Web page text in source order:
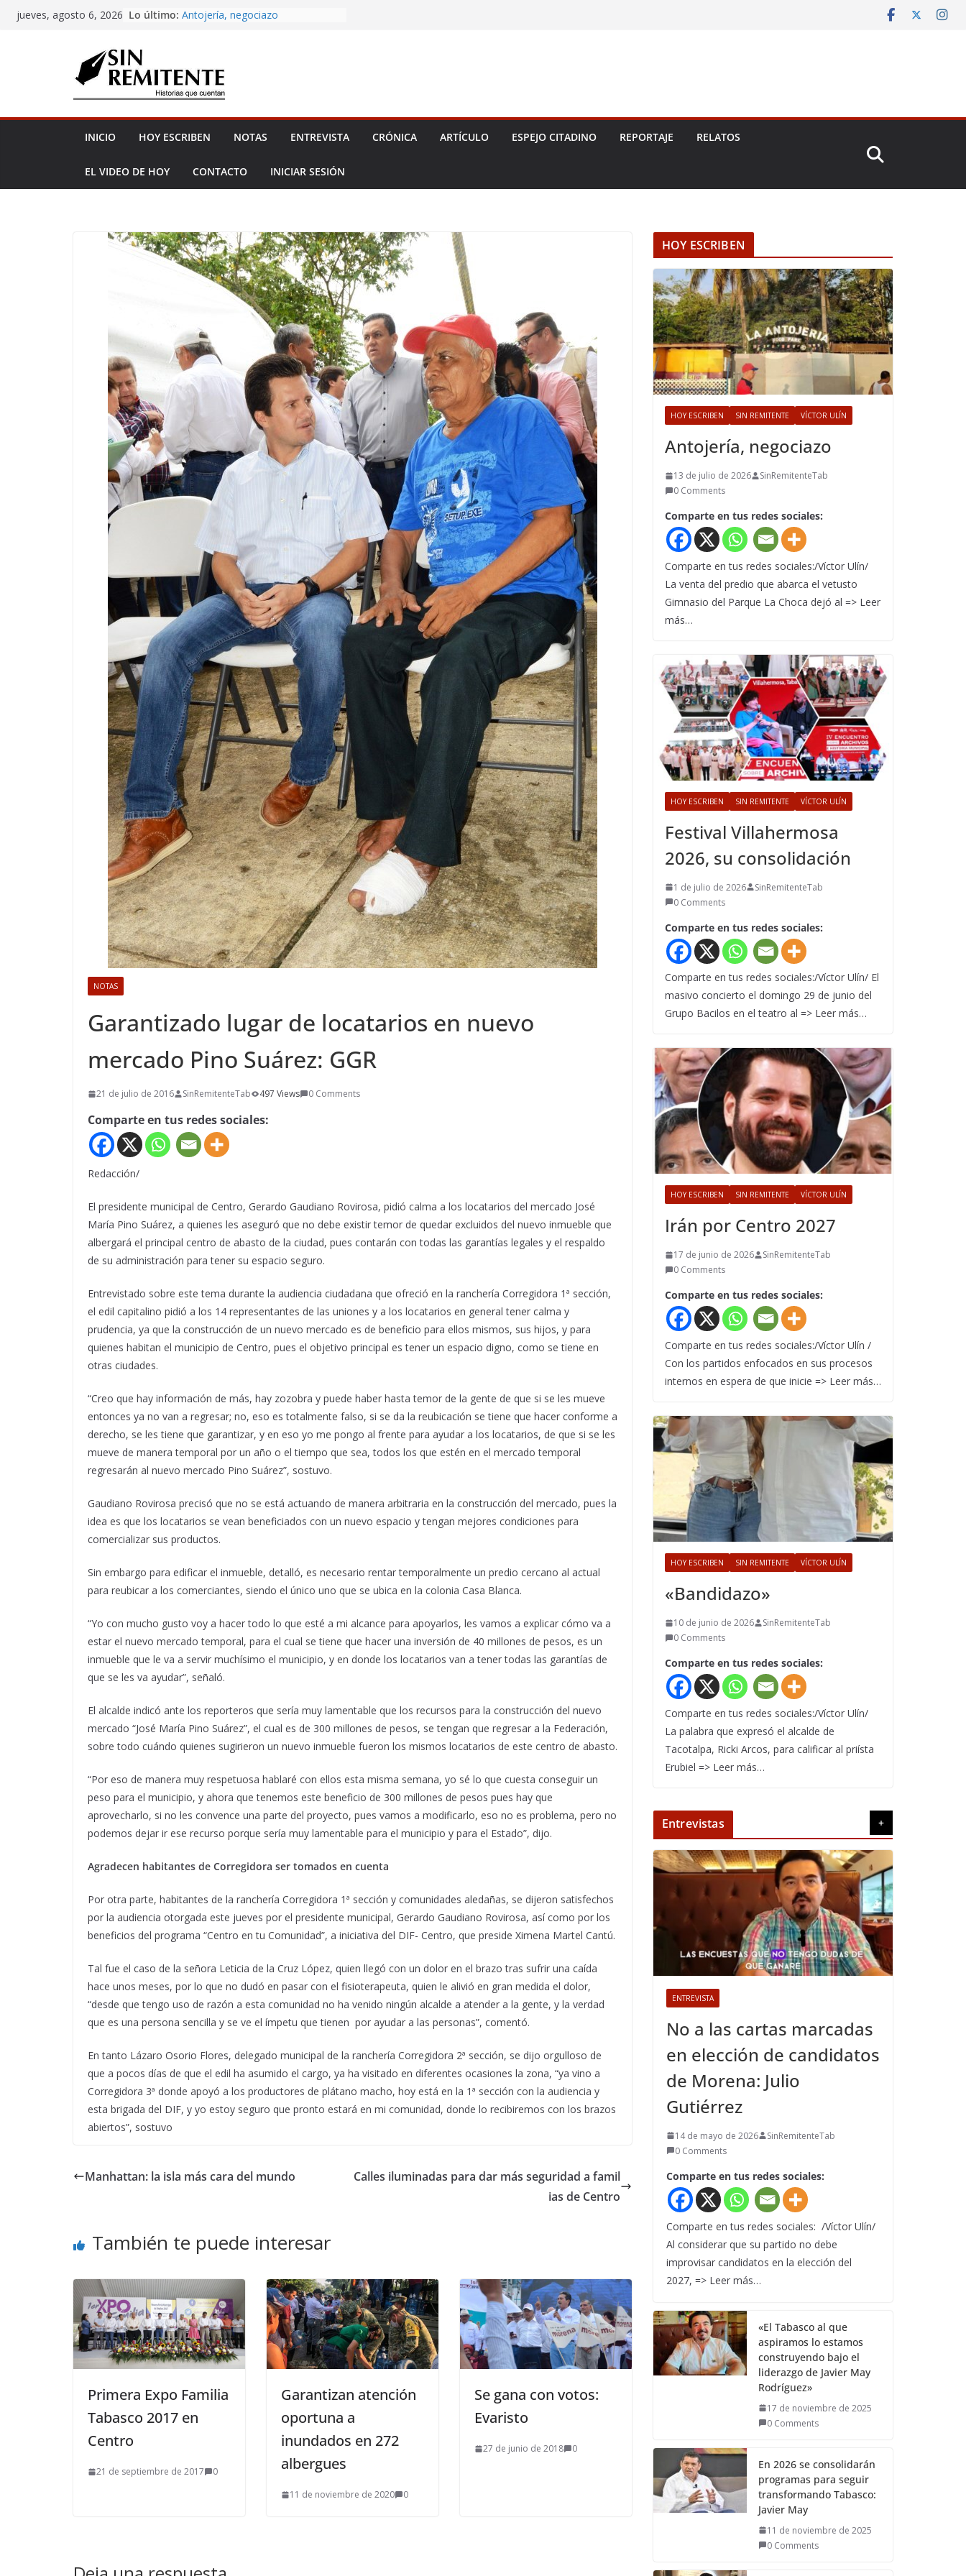
Skipjueves, agosto 6, 2026 Lo último:
Antojería, negociazo
INICIO HOY ESCRIBEN NOTAS ENTREVISTA CRÓNICA ARTÍCULO ESPEJO CITADINO REPORTAJE RELATOS
EL VIDEO DE HOY CONTACTO INICIAR SESIÓN
NOTAS
Garantizado lugar de locatarios en nuevo
mercado Pino Suárez: GGR
21 de julio de 2016 SinRemitenteTab 497 Views 0 Comments
Comparte en tus redes sociales:
Redacción/
El presidente municipal de Centro, Gerardo Gaudiano Rovirosa, pidió calma a los locatarios del mercado José
María Pino Suárez, a quienes les aseguró que no debe existir temor de quedar excluidos del nuevo inmueble que
albergará el principal centro de abasto de la ciudad, pues contarán con todas las garantías legales y el respaldo
de su administración para tener su espacio seguro.
Entrevistado sobre este tema durante la audiencia ciudadana que ofreció en la ranchería Corregidora 1ª sección,
el edil capitalino pidió a los 14 representantes de las uniones y a los locatarios en general tener calma y
prudencia, ya que la construcción de un nuevo mercado es de beneficio para ellos mismos, sus hijos, y para
quienes habitan el municipio de Centro, pues el objetivo principal es tener un espacio digno, como se tiene en
otras ciudades.
“Creo que hay información de más, hay zozobra y puede haber hasta temor de la gente de que si se les mueve
entonces ya no van a regresar; no, eso es totalmente falso, si se da la reubicación se tiene que hacer conforme a
derecho, se les tiene que garantizar, y en eso yo me pongo al frente para ayudar a los locatarios, de que si se les
mueve de manera temporal por un año o el tiempo que sea, todos los que estén en el mercado temporal
regresarán al nuevo mercado Pino Suárez”, sostuvo.
Gaudiano Rovirosa precisó que no se está actuando de manera arbitraria en la construcción del mercado, pues la
idea es que los locatarios se vean beneficiados con un nuevo espacio y tengan mejores condiciones para
comercializar sus productos.
Sin embargo para edificar el inmueble, detalló, es necesario rentar temporalmente un predio cercano al actual
para reubicar a los comerciantes, siendo el único uno que se ubica en la colonia Casa Blanca.
“Yo con mucho gusto voy a hacer todo lo que esté a mi alcance para apoyarlos, les vamos a explicar cómo va a
estar el nuevo mercado temporal, para el cual se tiene que hacer una inversión de 40 millones de pesos, es un
inmueble que le va a servir muchísimo el municipio, y en donde los locatarios van a tener todas las garantías de
que se les va ayudar”, señaló.
El alcalde indicó ante los reporteros que sería muy lamentable que los recursos para la construcción del nuevo
mercado “José María Pino Suárez”, el cual es de 300 millones de pesos, se tengan que regresar a la Federación,
sobre todo cuándo quienes sugirieron un nuevo inmueble fueron los mismos locatarios de este centro de abasto.
“Por eso de manera muy respetuosa hablaré con ellos esta misma semana, yo sé lo que cuesta conseguir un
peso para el municipio, y ahora que tenemos este beneficio de 300 millones de pesos pues hay que
aprovecharlo, si no les convence una parte del proyecto, pues vamos a modificarlo, eso no es problema, pero no
podemos dejar ir ese recurso porque sería muy lamentable para el municipio y para el Estado”, dijo.
Agradecen habitantes de Corregidora ser tomados en cuenta
Por otra parte, habitantes de la ranchería Corregidora 1ª sección y comunidades aledañas, se dijeron satisfechos
por la audiencia otorgada este jueves por el presidente municipal, Gerardo Gaudiano Rovirosa, así como por los
beneficios del programa “Centro en tu Comunidad”, a iniciativa del DIF- Centro, que preside Ximena Martel Cantú.
Tal fue el caso de la señora Leticia de la Cruz López, quien llegó con un dolor en el brazo tras sufrir una caída
hace unos meses, por lo que no dudó en pasar con el fisioterapeuta, quien le alivió en gran medida el dolor,
“desde que tengo uso de razón a esta comunidad no ha venido ningún alcalde a atender a la gente, y la verdad
que es una persona sencilla y se ve el ímpetu que tienen por ayudar a las personas”, comentó.
En tanto Lázaro Osorio Flores, delegado municipal de la ranchería Corregidora 2ª sección, se dijo orgulloso de
que a pocos días de que el edil ha asumido el cargo, ya ha visitado en diferentes ocasiones la zona, “ya vino a
Corregidora 3ª donde apoyó a los productores de plátano macho, hoy está en la 1ª sección con la audiencia y
esta brigada del DIF, y yo estoy seguro que pronto estará en mi comunidad, donde lo recibiremos con los brazos
abiertos”, sostuvo
Manhattan: la isla más cara del mundo
Calles iluminadas para dar más seguridad a famil
ias de Centro
También te puede interesar
Primera Expo Familia
Tabasco 2017 en
Centro
21 de septiembre de 2017 0
Garantizan atención
oportuna a
inundados en 272
albergues
11 de noviembre de 2020 0
Se gana con votos:
Evaristo
27 de junio de 2018 0
HOY ESCRIBEN
HOY ESCRIBEN SIN REMITENTE VÍCTOR ULÍN
Antojería, negociazo
13 de julio de 2026
SinRemitenteTab
0 Comments
Comparte en tus redes sociales:
Comparte en tus redes sociales:/Víctor Ulín/
La venta del predio que abarca el vetusto
Gimnasio del Parque La Choca dejó al => Leer
más…
HOY ESCRIBEN SIN REMITENTE VÍCTOR ULÍN
Festival Villahermosa
2026, su consolidación
1 de julio de 2026
SinRemitenteTab
0 Comments
Comparte en tus redes sociales:
Comparte en tus redes sociales:/Víctor Ulín/ El
masivo concierto el domingo 29 de junio del
Grupo Bacilos en el teatro al => Leer más…
HOY ESCRIBEN SIN REMITENTE VÍCTOR ULÍN
Irán por Centro 2027
17 de junio de 2026
SinRemitenteTab
0 Comments
Comparte en tus redes sociales:
Comparte en tus redes sociales:/Víctor Ulín /
Con los partidos enfocados en sus procesos
internos en espera de que inicie => Leer más…
HOY ESCRIBEN SIN REMITENTE VÍCTOR ULÍN
«Bandidazo»
10 de junio de 2026
SinRemitenteTab
0 Comments
Comparte en tus redes sociales:
Comparte en tus redes sociales:/Víctor Ulín/
La palabra que expresó el alcalde de
Tacotalpa, Ricki Arcos, para calificar al priísta
Erubiel => Leer más…
Entrevistas +
ENTREVISTA
No a las cartas marcadas
en elección de candidatos
de Morena: Julio
Gutiérrez
14 de mayo de 2026
SinRemitenteTab
0 Comments
Comparte en tus redes sociales:
Comparte en tus redes sociales: /Víctor Ulín/
Al considerar que su partido no debe
improvisar candidatos en la elección del
2027, => Leer más…
«El Tabasco al que
aspiramos lo estamos
construyendo bajo el
liderazgo de Javier May
Rodríguez»
17 de noviembre de 2025
0 Comments
En 2026 se consolidarán
programas para seguir
transformando Tabasco:
Javier May
11 de noviembre de 2025
0 Comments